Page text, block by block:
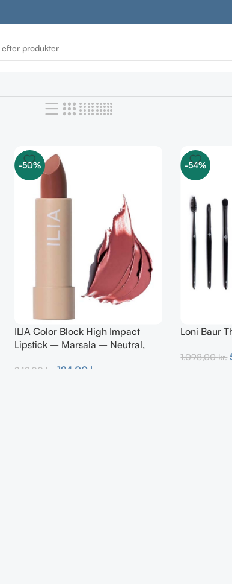
-50%
ILIA Color Block High Impact
Lipstick – Marsala – Neutral,
249,00 kr. 124,00 kr.
-54%
Loni Baur
1.098,00kr.